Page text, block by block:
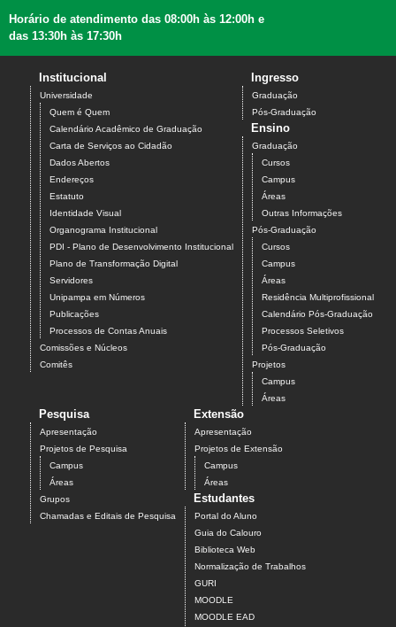
Horário de atendimento das 08:00h às 12:00h e
das 13:30h às 17:30h
Institucional
Universidade
Quem é Quem
Calendário Acadêmico de Graduação
Carta de Serviços ao Cidadão
Dados Abertos
Endereços
Estatuto
Identidade Visual
Organograma Institucional
PDI - Plano de Desenvolvimento Institucional
Plano de Transformação Digital
Servidores
Unipampa em Números
Publicações
Processos de Contas Anuais
Comissões e Núcleos
Comitês
Ingresso
Graduação
Pós-Graduação
Ensino
Graduação
Cursos
Campus
Áreas
Outras Informações
Pós-Graduação
Cursos
Campus
Áreas
Residência Multiprofissional
Calendário Pós-Graduação
Processos Seletivos
Pós-Graduação
Projetos
Campus
Áreas
Pesquisa
Apresentação
Projetos de Pesquisa
Campus
Áreas
Grupos
Chamadas e Editais de Pesquisa
Extensão
Apresentação
Projetos de Extensão
Campus
Áreas
Estudantes
Portal do Aluno
Guia do Calouro
Biblioteca Web
Normalização de Trabalhos
GURI
MOODLE
MOODLE EAD